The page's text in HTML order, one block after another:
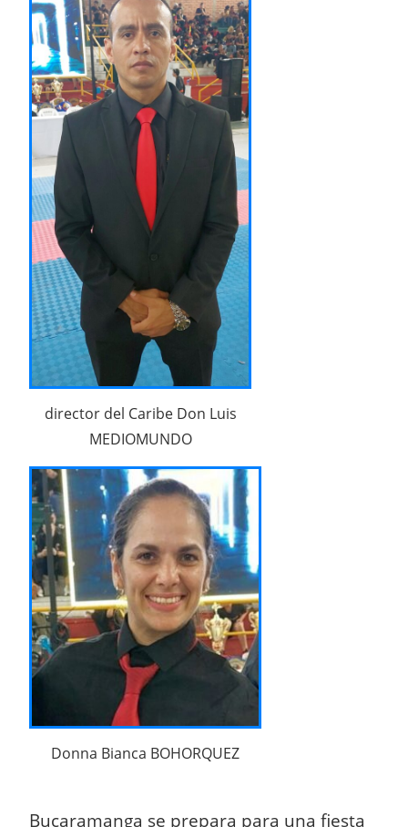
director del Caribe Don Luis
MEDIOMUNDO
Donna Bianca BOHORQUEZ
Bucaramanga se prepara para una fiesta